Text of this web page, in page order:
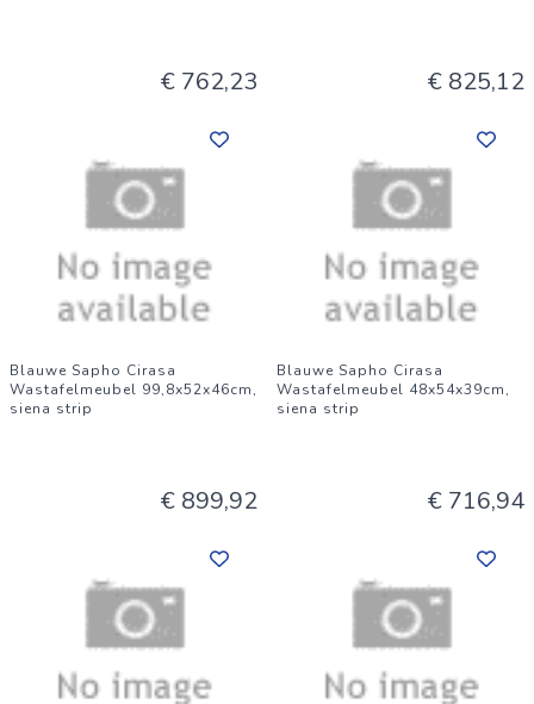
€ 762,23 € 825,12
Blauwe Sapho Cirasa
Wastafelmeubel 99,8x52x46cm,
siena strip
€ 899,92
Blauwe Sapho Cirasa
Wastafelmeubel 48x54x39cm,
siena strip
€ 716,94